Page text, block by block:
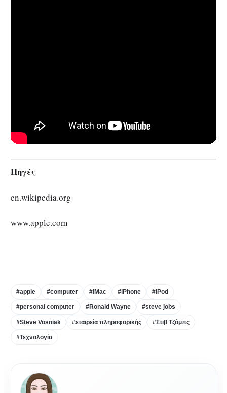
Πηγές
en.wikipedia.org
www.apple.com
#apple #computer #iMac #iPhone #iPod
#personal computer #Ronald Wayne #steve jobs
#Steve Vosniak #εταιρεία πληροφορικής #Στιβ Τζόμπς
#Τεχνολογία